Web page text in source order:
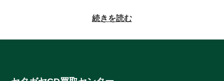
買取専門店もある為、古いレコードの処分に困っている
ジャンルなんでも大丈夫！ロック、ジャズ、ソウル、歌
も知らないマイナータイトルまで何でもお売りくださ
続きを読む